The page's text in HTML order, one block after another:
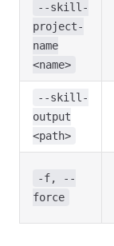
--skill-
project-
name
<name>
--skill-
output
<path>
-f, --
force